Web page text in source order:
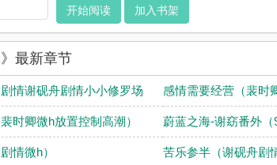
开始阅读 加入书架
》最新章节
情谢砚舟剧情小小修罗场 感情需要经营（裴时
时卿微h放置控制高潮） 蔚蓝之海-谢窈番外（9
情微h） 苦乐参半（谢砚舟剧